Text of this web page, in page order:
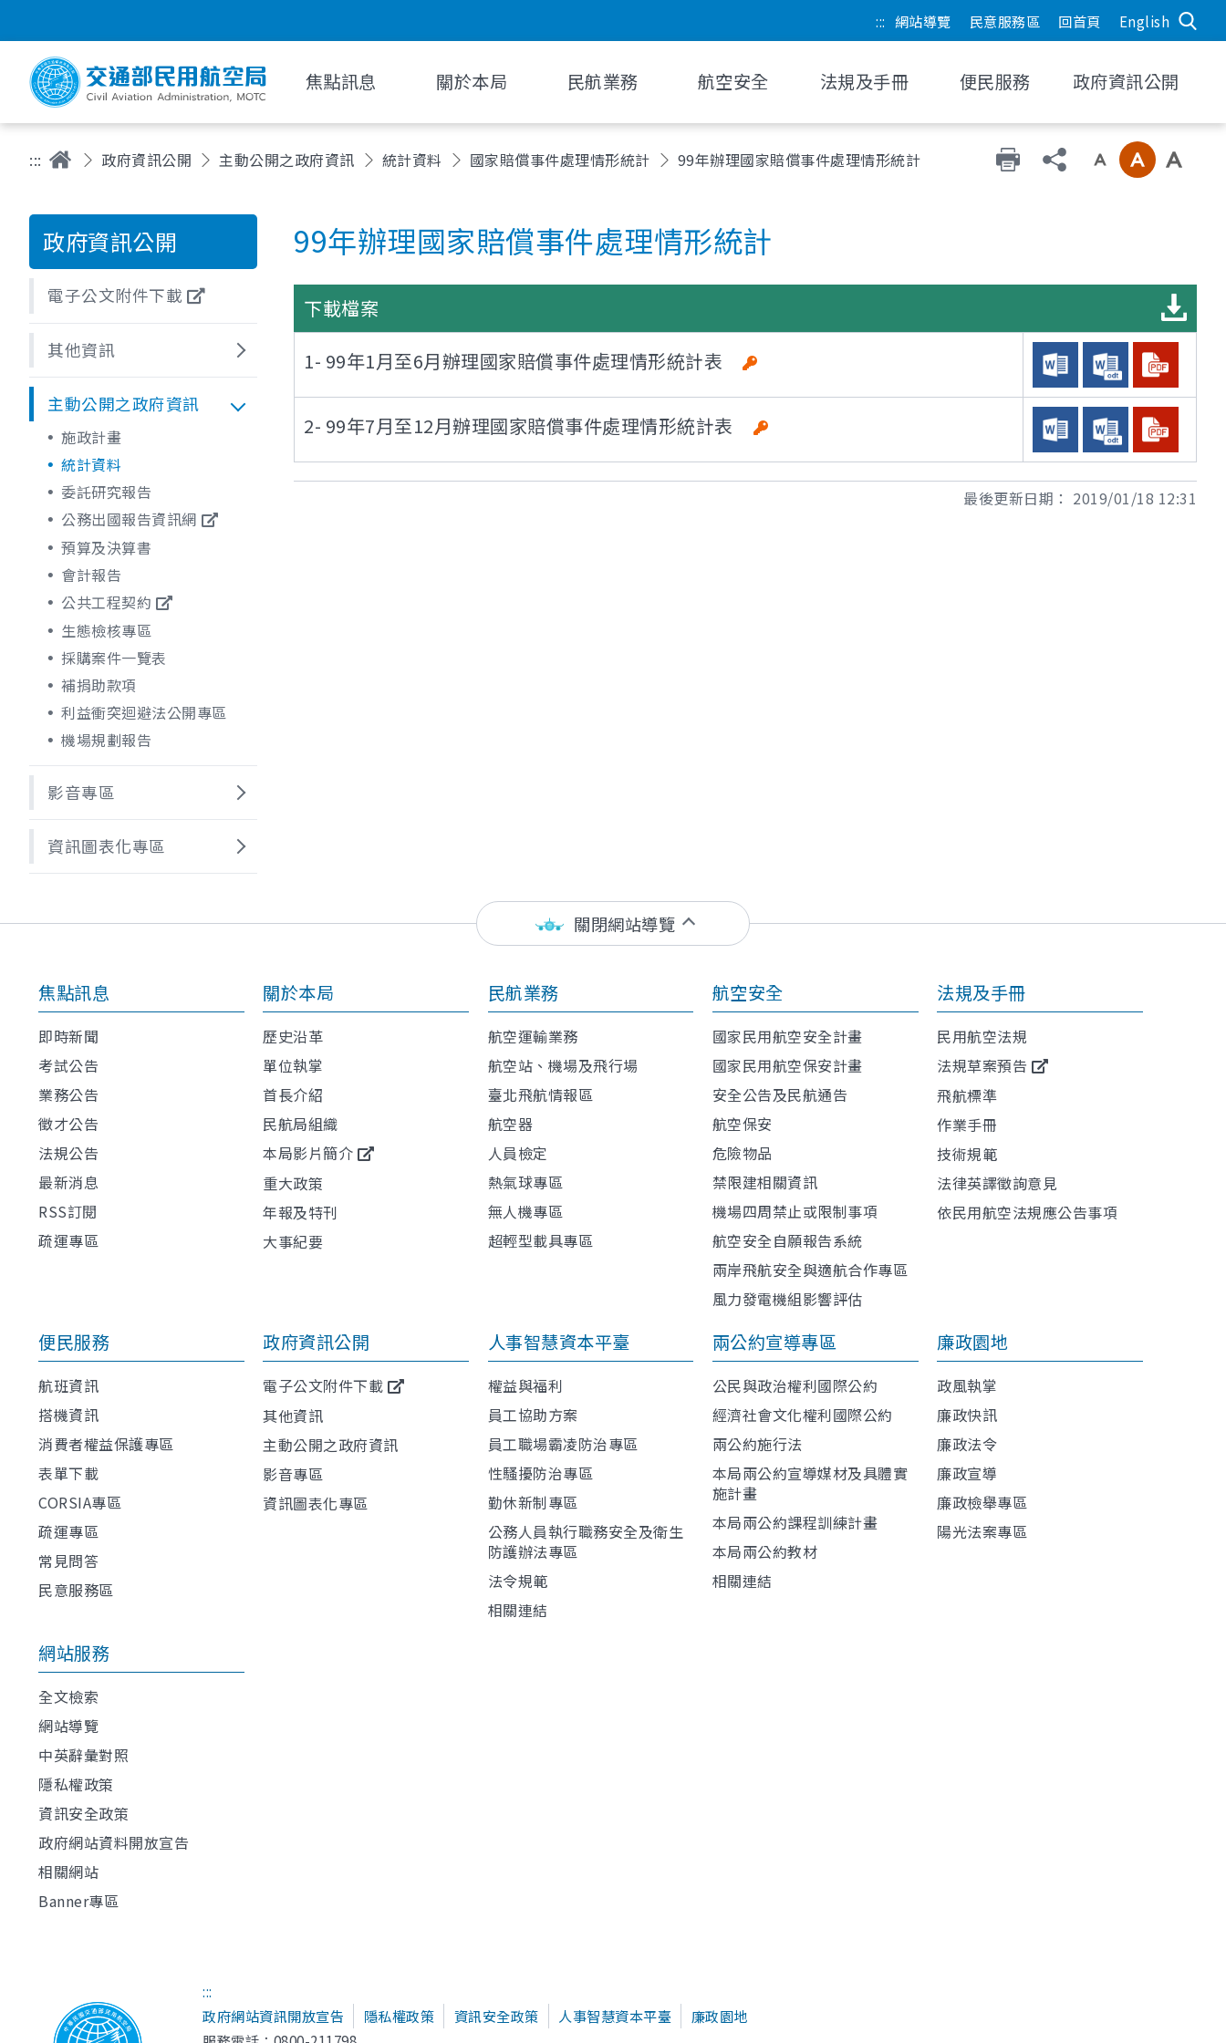
::: 網站導覽 民意服務區 回首頁 English
焦點訊息 關於本局 民航業務 航空安全 法規及手冊 便民服務 政府資訊公開
::: 政府資訊公開 主動公開之政府資訊 統計資料 國家賠償事件處理情形統計 99年辦理國家賠償事件處理情形統計
政府資訊公開
電子公文附件下載
其他資訊
主動公開之政府資訊
施政計畫
統計資料
委託研究報告
公務出國報告資訊網
預算及決算書
會計報告
公共工程契約
生態檢核專區
採購案件一覽表
補捐助款項
利益衝突迴避法公開專區
機場規劃報告
影音專區
資訊圖表化專區
99年辦理國家賠償事件處理情形統計
下載檔案
1- 99年1月至6月辦理國家賠償事件處理情形統計表
2- 99年7月至12月辦理國家賠償事件處理情形統計表
最後更新日期： 2019/01/18 12:31
關閉網站導覽
焦點訊息
即時新聞
考試公告
業務公告
徵才公告
法規公告
最新消息
RSS訂閱
疏運專區
關於本局
歷史沿革
單位執掌
首長介紹
民航局組織
本局影片簡介
重大政策
年報及特刊
大事紀要
民航業務
航空運輸業務
航空站、機場及飛行場
臺北飛航情報區
航空器
人員檢定
熱氣球專區
無人機專區
超輕型載具專區
航空安全
國家民用航空安全計畫
國家民用航空保安計畫
安全公告及民航通告
航空保安
危險物品
禁限建相關資訊
機場四周禁止或限制事項
航空安全自願報告系統
兩岸飛航安全與適航合作專區
風力發電機組影響評估
法規及手冊
民用航空法規
法規草案預告
飛航標準
作業手冊
技術規範
法律英譯徵詢意見
依民用航空法規應公告事項
便民服務
航班資訊
搭機資訊
消費者權益保護專區
表單下載
CORSIA專區
疏運專區
常見問答
民意服務區
政府資訊公開
電子公文附件下載
其他資訊
主動公開之政府資訊
影音專區
資訊圖表化專區
人事智慧資本平臺
權益與福利
員工協助方案
員工職場霸凌防治專區
性騷擾防治專區
勤休新制專區
公務人員執行職務安全及衛生
防護辦法專區
法令規範
相關連結
兩公約宣導專區
公民與政治權利國際公約
經濟社會文化權利國際公約
兩公約施行法
本局兩公約宣導媒材及具體實
施計畫
本局兩公約課程訓練計畫
本局兩公約教材
相關連結
廉政園地
政風執掌
廉政快訊
廉政法令
廉政宣導
廉政檢舉專區
陽光法案專區
網站服務
全文檢索
網站導覽
中英辭彙對照
隱私權政策
資訊安全政策
政府網站資料開放宣告
相關網站
Banner專區
:::
政府網站資訊開放宣告
隱私權政策 資訊安全政策 人事智慧資本平臺
廉政園地